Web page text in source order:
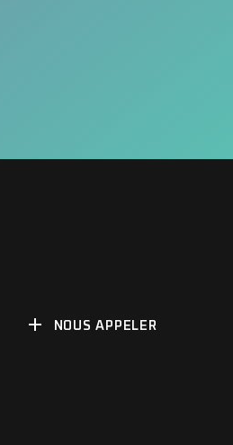
NOUS APPELER